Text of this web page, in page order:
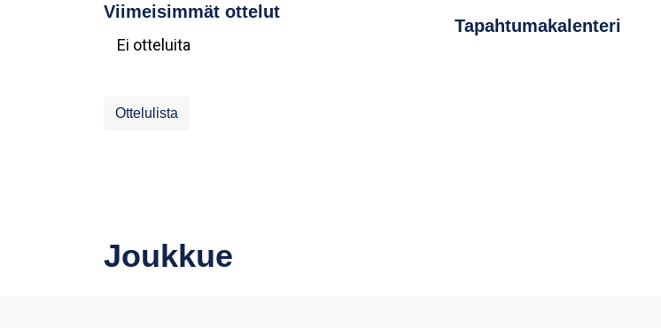
Viimeisimmät ottelut
Ei otteluita
Ottelulista
Tapahtumakalenteri
Joukkue